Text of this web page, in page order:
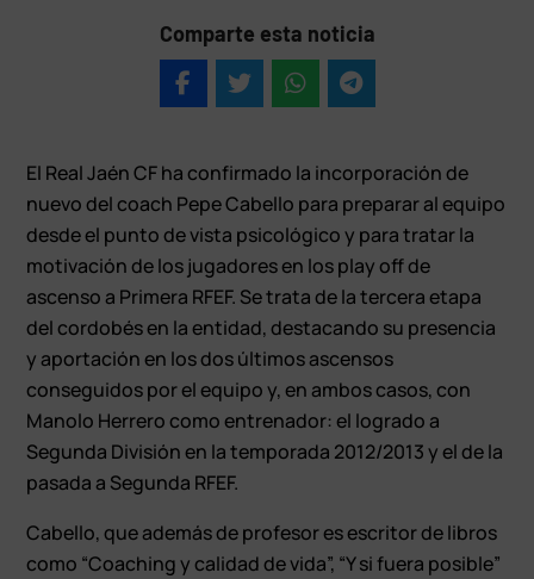
Comparte esta noticia
El Real Jaén CF ha confirmado la incorporación de
nuevo del coach Pepe Cabello para preparar al equipo
desde el punto de vista psicológico y para tratar la
motivación de los jugadores en los play off de
ascenso a Primera RFEF. Se trata de la tercera etapa
del cordobés en la entidad, destacando su presencia
y aportación en los dos últimos ascensos
conseguidos por el equipo y, en ambos casos, con
Manolo Herrero como entrenador: el logrado a
Segunda División en la temporada 2012/2013 y el de la
pasada a Segunda RFEF.
Cabello, que además de profesor es escritor de libros
como “Coaching y calidad de vida”, “Y si fuera posible”